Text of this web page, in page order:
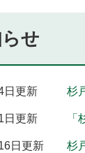
せ
日更新 杉
日更新
日更新 杉